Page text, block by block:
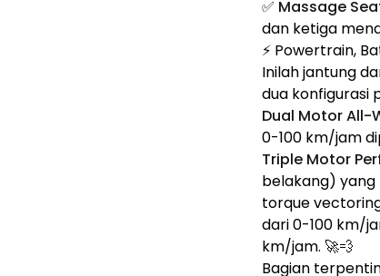
✅ Massage
dan ketiga
⚡ Powertrain,
Inilah jantung
dua konfigurasi
Dual Motor All-
0-100 km/jam
Triple Motor
belakang) yang
torque
dari 0-100 km/
km/jam. 🚀💨
Bagian